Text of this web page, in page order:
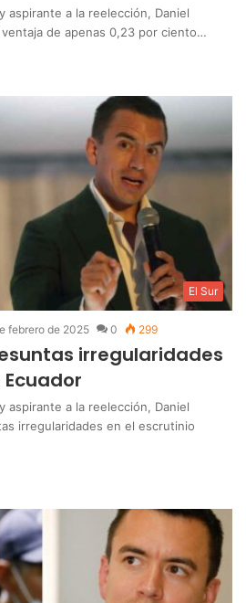
aspirante a la reelección, Daniel
de apenas 0,23 por ciento…
El Sur
febrero de 2025 0 299
irregularidades
aspirante a la reelección, Daniel
irregularidades en el escrutinio